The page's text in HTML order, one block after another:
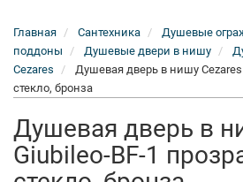
Главная Сантехника
Душевые
поддоны
Душевые двери в нишу
Cezares
Душевая дверь в нишу
стекло, бронза
Душевая дверь в
Giubileo-BF-1